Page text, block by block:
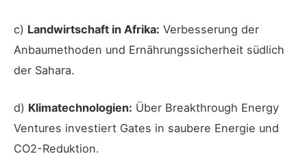
c) Landwirtschaft in Afrika: Verbesserung der
Anbaumethoden und Ernährungssicherheit südlich
der Sahara.
d) Klimatechnologien: Über Breakthrough Energy
Ventures investiert Gates in saubere Energie und
CO2-Reduktion.